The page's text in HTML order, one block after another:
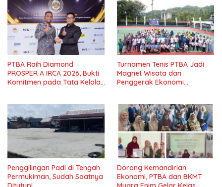
PTBA Raih Diamond
PROSPER A IRCA 2026, Bukti
Komitmen pada Tata Kelola
Turnamen Tenis PTBA Jadi
Magnet Wisata dan
Penggerak Ekonomi
Penggilingan Padi di Tengah
Permukiman, Sudah Saatnya
Dorong Kemandirian
Ekonomi, PTBA dan BKMT